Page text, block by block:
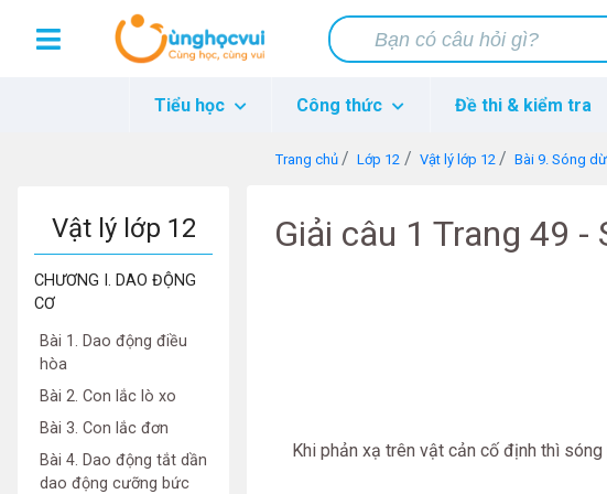
Tiểu học Công thức Đề thi & kiểm tra
Trang chủ Lớp 12 Vật lý lớp 12 Bài 9. Sóng
Vật lý lớp 12
CHƯƠNG I. DAO ĐỘNG
CƠ
Bài 1. Dao động điều
hòa
Bài 2. Con lắc lò xo
Bài 3. Con lắc đơn
Bài 4. Dao động tắt dần
dao động cưỡng bức
Giải câu 1 Trang 49 -
Khi phản xạ trên vật cản cố định thì